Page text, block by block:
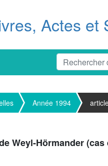
Actes et
Année 1994
Weyl-Hörmander